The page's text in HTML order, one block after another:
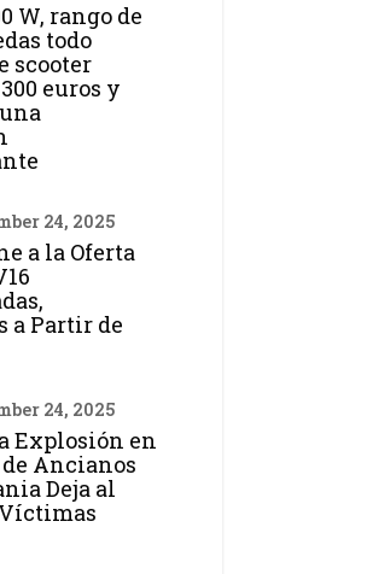
W, rango de
todo
scooter
euros y
24, 2025
a la Oferta
a Partir de
24, 2025
Explosión en
Ancianos
Deja al